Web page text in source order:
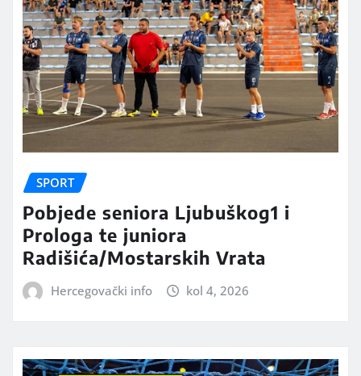
SPORT
Pobjede seniora Ljubuškog1 i
Prologa te juniora
Radišića/Mostarskih Vrata
Hercegovački info kol 4, 2026